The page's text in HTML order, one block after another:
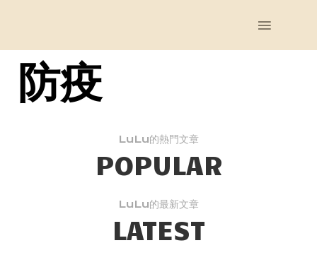
防疫
LuLu的熱門文章
POPULAR
【竹北】陽光露露 -
2020夏季黑松露體驗
LuLu的最新文章
LATEST